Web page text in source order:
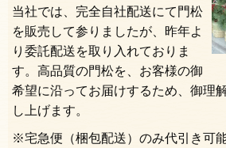
当社では、完全自社配送にて門松
を販売して参りましたが、昨年よ
り委託配送を取り入れておりま
す。高品質の門松を、お客様の御
希望に沿ってお届けするため、御理
し上げます。
※宅急便（梱包配送）のみ代引き可